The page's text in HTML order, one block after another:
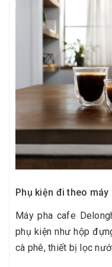
Phụ kiện đi theo máy
Máy pha cafe
phụ kiện như hộp
cà phê, thiết bị lọc